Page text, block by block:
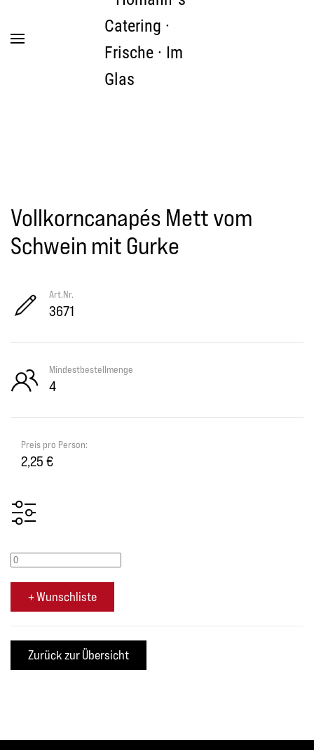
Zum Hauptinhalt springen
Vollkorncanapés Mett vom
Schwein mit Gurke
Art.Nr.
3671
Mindestbestellmenge
4
Preis pro Person:
2,25 €
+ Wunschliste